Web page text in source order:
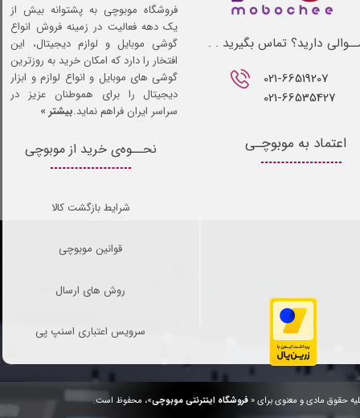
حقوق مادی و معنوی برای «فروشگاه اینترنتی موبوچی»، محفوظ است.
021-66519207​​​​​​​
021-66535427
دارید؟ تماس بگیرید . .
نحــوه‌ی خرید از موبوچی
شرایط بازگشت کالا
قوانین موبوچی
روش های ارسال
سرویس اعتباری اسنپ پی
اعتماد به موبوچـی
فروشگاه موبوچی به پشتوانه بیش از
یک دهه فعالیت در زمینه فروش انواع
گوشی موبایل و لوازم دیجیتال، این
افتخار را دارد که امکان خرید به روزترین
گوشی های موبایل و انواع لوازم و ابزار
دیجیتال را برای هموطنان عزیز در
سراسر ایران فراهم نماید.بیشتر »